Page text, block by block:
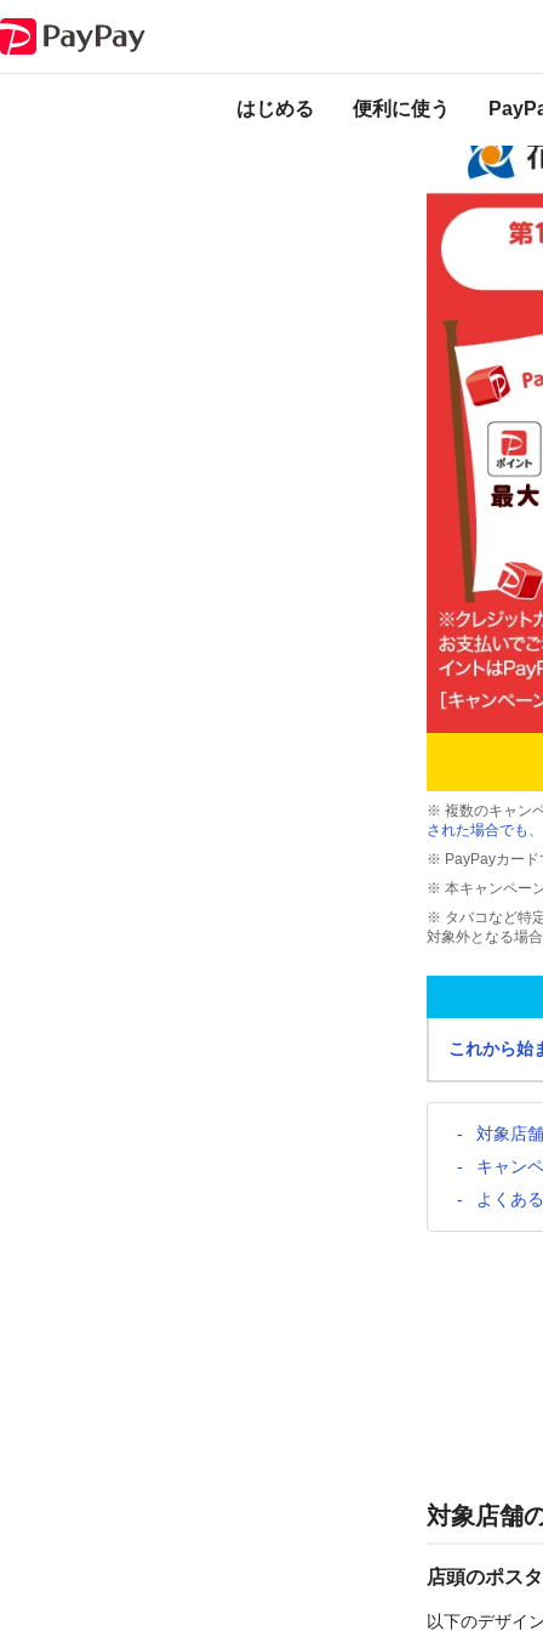
はじめる 便利に使う
のになります。
※ 複数のキャン
された場合でも
※ PayPayカード
※ 本キャンペー
※ タバコなど特
対象外となる場
これから始
対象店
キャン
よくあ
対象店舗
店頭のポス
以下のデザイ